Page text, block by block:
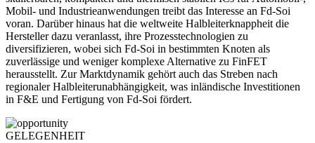
Mobil- und Industrieanwendungen treibt das Interesse an Fd-Soi
voran. Darüber hinaus hat die weltweite Halbleiterknappheit die
Hersteller dazu veranlasst, ihre Prozesstechnologien zu
diversifizieren, wobei sich Fd-Soi in bestimmten Knoten als
zuverlässige und weniger komplexe Alternative zu FinFET
herausstellt. Zur Marktdynamik gehört auch das Streben nach
regionaler Halbleiterunabhängigkeit, was inländische Investitionen
in F&E und Fertigung von Fd-Soi fördert.
GELEGENHEIT